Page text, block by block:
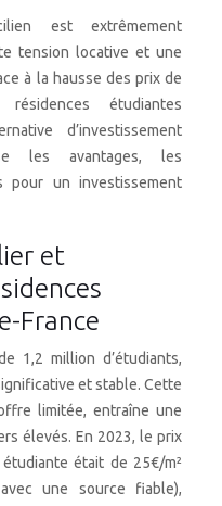
est extrêmement
tension locative et une
à la hausse des prix de
étudiantes
d’investissement
les avantages, les
pour un investissement
et
France
1,2 million d’étudiants,
et stable. Cette
limitée, entraîne une
élevés. En 2023, le prix
était de 25€/m²
une source fiable),